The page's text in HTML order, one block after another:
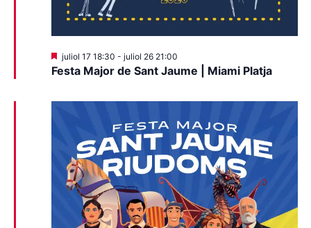
Festa Major de Sant Jaume | Miami Platja
Destacats
juliol 17 18:30 - juliol 26 21:00